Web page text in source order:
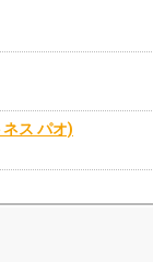
ス パオ)